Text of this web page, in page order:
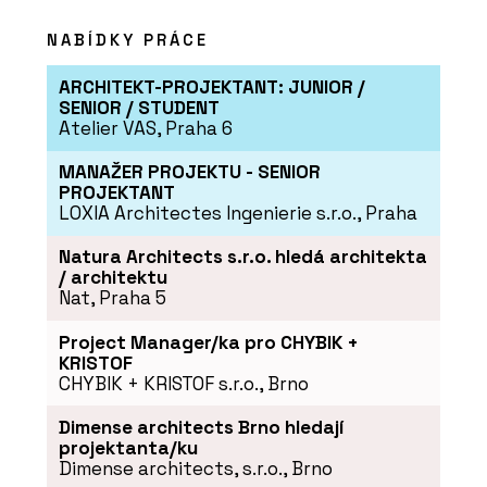
O FIRMĚ
Kolem kamen
SLUŽBY
Časopis Kolem kamen
NABÍDKY PRÁCE
ARCHITEKT-PROJEKTANT: JUNIOR /
SENIOR / STUDENT
Atelier VAS, Praha 6
MANAŽER PROJEKTU - SENIOR
PROJEKTANT
LOXIA Architectes Ingenierie s.r.o., Praha
Natura Architects s.r.o. hledá architekta
/ architektu
Nat, Praha 5
Project Manager/ka pro CHYBIK +
KRISTOF
CHYBIK + KRISTOF s.r.o., Brno
Dimense architects Brno hledají
projektanta/ku
Dimense architects, s.r.o., Brno